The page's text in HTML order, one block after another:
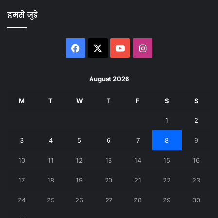
हमसे जुड़े
Facebook YouTubeInstagram
August 2026
M T W T F S S
1 2
3 4 5 6 7 8 9
10 11 12 13 14 15 16
17 18 19 20 21 22 23
24 25 26 27 28 29 30